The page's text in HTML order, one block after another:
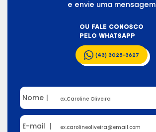
e envie uma mensagem
OU FALE CONOSCO
PELO WHATSAPP
(43) 3025-3627
Nome |
E-mail |